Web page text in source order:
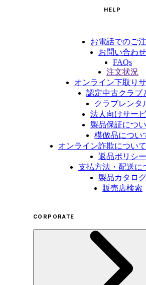
HELP
お電話でのご
お問い合わせ
FAQs
注文状況
オンライン下取り
認定中古クラブ
クラブレンタ
法人向けサー
製品保証につ
模倣品につい
オンライン詐欺につい
返品ポリシー
支払方法・配送に
製品カタログ
販売店検索
CORPORATE